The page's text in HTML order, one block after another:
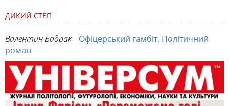
ДИКИЙ СТЕП
Валентин Бадрак
Офіцерський гамбіт. Політичний
роман